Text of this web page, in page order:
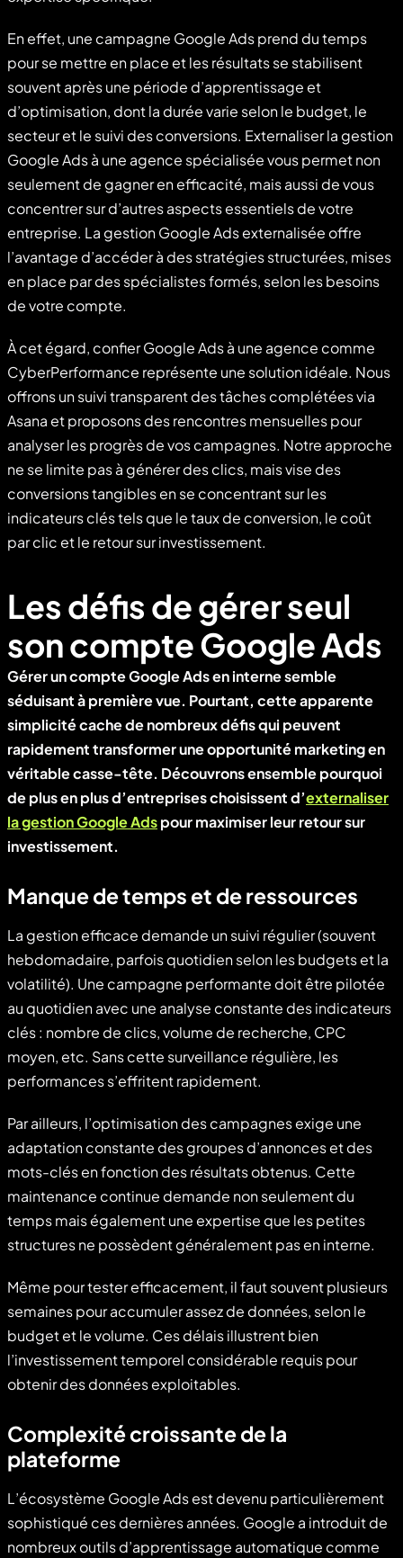
En effet, une campagne Google Ads prend du temps
pour se mettre en place et les résultats se stabilisent
souvent après une période d’apprentissage et
d’optimisation, dont la durée varie selon le budget, le
secteur et le suivi des conversions. Externaliser la gestion
Google Ads à une agence spécialisée vous permet non
seulement de gagner en efficacité, mais aussi de vous
concentrer sur d’autres aspects essentiels de votre
entreprise. La gestion Google Ads externalisée offre
l’avantage d’accéder à des stratégies structurées, mises
en place par des spécialistes formés, selon les besoins
de votre compte.
À cet égard, confier Google Ads à une agence comme
CyberPerformance représente une solution idéale. Nous
offrons un suivi transparent des tâches complétées via
Asana et proposons des rencontres mensuelles pour
analyser les progrès de vos campagnes. Notre approche
ne se limite pas à générer des clics, mais vise des
conversions tangibles en se concentrant sur les
indicateurs clés tels que le taux de conversion, le coût
par clic et le retour sur investissement.
Les défis de gérer seul
son compte Google Ads
Gérer un compte Google Ads en interne semble
séduisant à première vue. Pourtant, cette apparente
simplicité cache de nombreux défis qui peuvent
rapidement transformer une opportunité marketing en
véritable casse-tête. Découvrons ensemble pourquoi
de plus en plus d’entreprises choisissent d’externaliser
la gestion Google Adspour maximiser leur retour sur
investissement.
Manque de temps et de ressources
La gestion efficace demande un suivi régulier (souvent
hebdomadaire, parfois quotidien selon les budgets et la
volatilité). Une campagne performante doit être pilotée
au quotidien avec une analyse constante des indicateurs
clés : nombre de clics, volume de recherche, CPC
moyen, etc. Sans cette surveillance régulière, les
performances s’effritent rapidement.
Par ailleurs, l’optimisation des campagnes exige une
adaptation constante des groupes d’annonces et des
mots-clés en fonction des résultats obtenus. Cette
maintenance continue demande non seulement du
temps mais également une expertise que les petites
structures ne possèdent généralement pas en interne.
Même pour tester efficacement, il faut souvent plusieurs
semaines pour accumuler assez de données, selon le
budget et le volume. Ces délais illustrent bien
l’investissement temporel considérable requis pour
obtenir des données exploitables.
Complexité croissante de la
plateforme
L’écosystème Google Ads est devenu particulièrement
sophistiqué ces dernières années. Google a introduit de
nombreux outils d’apprentissage automatique comme